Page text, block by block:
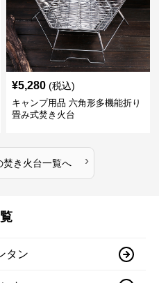
¥5,280 (税込)
キャンプ用品 六角形多機能折り
畳み式焚き火台
焚き火台一覧へ ›
タン